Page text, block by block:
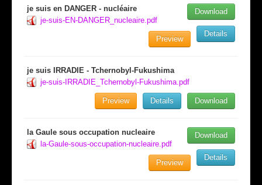
je suis en DANGER - nucléaire
je-suis-EN-DANGER_nucleaire.pdf
Download
Details
Preview
je suis IRRADIE - Tchernobyl-Fukushima
je-suis-IRRADIE_Tchernobyl-Fukushima.pdf
Download
Details
Preview
la Gaule sous occupation nucleaire
la-Gaule-sous-occupation-nucleaire.pdf
Download
Details
Preview